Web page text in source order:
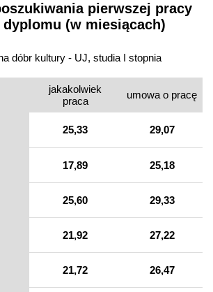
pierwszej pracy
(w miesiącach)
dóbr kultury - UJ, studia I stopnia
jakakolwiek
praca
umowa o pracę
25,33 29,07
17,89 25,18
25,60 29,33
21,92 27,22
21,72 26,47